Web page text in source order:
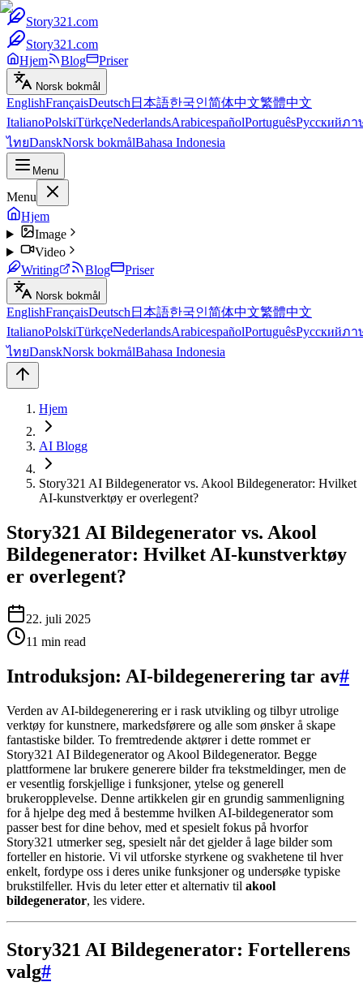
Story321.com
Story321.com
Hjem
Blog Priser
Norsk bokmål
EnglishFrançaisDeutsch 日本語한국인简体中文繁體中文
ItalianoPolskiTürkçeNederlandsArabicespañolPortuguêsРусскийภา
ไทยDanskNorsk bokmålBahasa Indonesia
Menu
Menu
Hjem
Image
Video
Writing
Blog Priser
Norsk bokmål
EnglishFrançaisDeutsch 日本語한국인简体中文繁體中文
ItalianoPolskiTürkçeNederlandsArabicespañolPortuguêsРусскийภา
ไทยDanskNorsk bokmålBahasa Indonesia
Hjem
AI Blogg
Story321 AI Bildegenerator vs. Akool Bildegenerator: Hvilket
AI-kunstverktøy er overlegent?
Story321 AI Bildegenerator vs. Akool
Bildegenerator: Hvilket AI-kunstverktøy
er overlegent?
22. juli 2025
11 min read
Introduksjon: AI-bildegenerering tar av#
Verden av AI-bildegenerering er i rask utvikling og tilbyr utrolige
verktøy for kunstnere, markedsførere og alle som ønsker å skape
fantastiske bilder. To fremtredende aktører i dette rommet er
Story321 AI Bildegenerator og Akool Bildegenerator. Begge
plattformene lar brukere generere bilder fra tekstmeldinger, men de
er vesentlig forskjellige i funksjoner, ytelse og generell
brukeropplevelse. Denne artikkelen gir en grundig sammenligning
for å hjelpe deg med å bestemme hvilken AI-bildegenerator som
passer best for dine behov, med et spesielt fokus på hvorfor
Story321 utmerker seg, spesielt når det gjelder å lage bilder som
forteller en historie. Vi vil utforske styrkene og svakhetene til hver
enkelt, fordype oss i deres unike funksjoner og undersøke typiske
brukstilfeller. Hvis du leter etter et alternativ til akool
bildegenerator, les videre.
Story321 AI Bildegenerator: Fortellerens
valg#